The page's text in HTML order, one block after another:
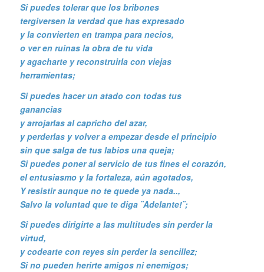
Si puedes tolerar que los bribones
tergiversen la verdad que has expresado
y la convierten en trampa para necios,
o ver en ruinas la obra de tu vida
y agacharte y reconstruirla con viejas
herramientas;
Si puedes hacer un atado con todas tus
ganancias
y arrojarlas al capricho del azar,
y perderlas y volver a empezar desde el principio
sin que salga de tus labios una queja;
Si puedes poner al servicio de tus fines el corazón,
el entusiasmo y la fortaleza, aún agotados,
Y resistir aunque no te quede ya nada..,
Salvo la voluntad que te diga ¨Adelante!¨;
Si puedes dirigirte a las multitudes sin perder la
virtud,
y codearte con reyes sin perder la sencillez;
Si no pueden herirte amigos ni enemigos;